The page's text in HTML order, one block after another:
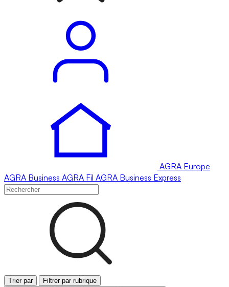
AGRA Europe
AGRA Business AGRA Fil AGRA Business Express
Trier par Filtrer par rubrique